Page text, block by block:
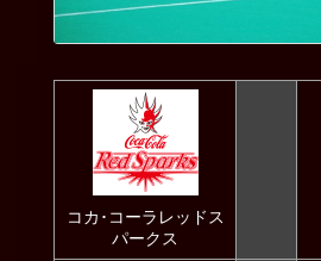
2011
2009
2008
2007
コカ･コーラレッドス
パークス